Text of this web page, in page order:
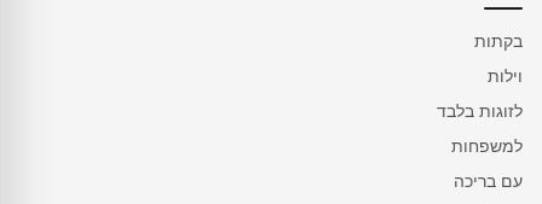
בקתות
וילות
לזוגות בלבד
למשפחות
עם בריכה